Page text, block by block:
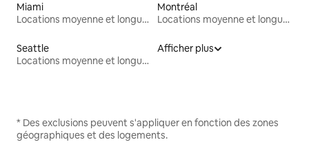
Miami
Locations moyenne et longue durée
Montréal
Locations moyenne et longue durée
Seattle
Locations moyenne et longue durée
Afficher plus
* Des exclusions peuvent s'appliquer en fonction des zones
géographiques et des logements.